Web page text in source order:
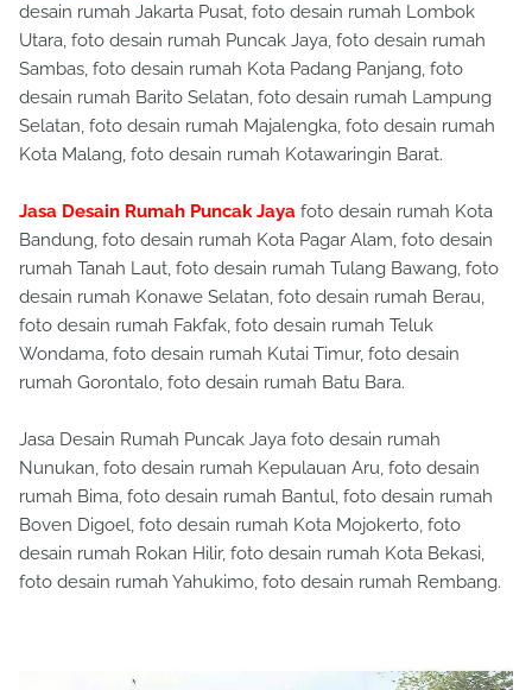
desain rumah Jakarta Pusat, foto desain rumah Lombok
Utara, foto desain rumah Puncak Jaya, foto desain rumah
Sambas, foto desain rumah Kota Padang Panjang, foto
desain rumah Barito Selatan, foto desain rumah Lampung
Selatan, foto desain rumah Majalengka, foto desain rumah
Kota Malang, foto desain rumah Kotawaringin Barat.
Jasa Desain Rumah Puncak Jaya foto desain rumah Kota
Bandung, foto desain rumah Kota Pagar Alam, foto desain
rumah Tanah Laut, foto desain rumah Tulang Bawang, foto
desain rumah Konawe Selatan, foto desain rumah Berau,
foto desain rumah Fakfak, foto desain rumah Teluk
Wondama, foto desain rumah Kutai Timur, foto desain
rumah Gorontalo, foto desain rumah Batu Bara.
Jasa Desain Rumah Puncak Jaya foto desain rumah
Nunukan, foto desain rumah Kepulauan Aru, foto desain
rumah Bima, foto desain rumah Bantul, foto desain rumah
Boven Digoel, foto desain rumah Kota Mojokerto, foto
desain rumah Rokan Hilir, foto desain rumah Kota Bekasi,
foto desain rumah Yahukimo, foto desain rumah Rembang.